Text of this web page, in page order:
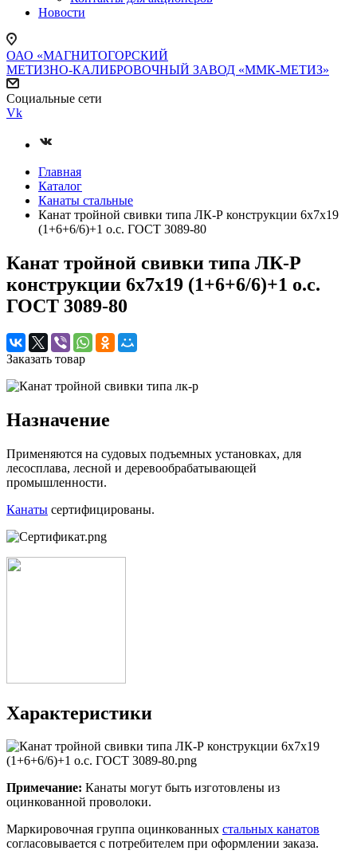
Новости
ОАО «МАГНИТОГОРСКИЙ
МЕТИЗНО-КАЛИБРОВОЧНЫЙ ЗАВОД «ММК-МЕТИЗ»
Социальные сети
Vk
Главная
Каталог
Канаты стальные
Канат тройной свивки типа ЛК-Р конструкции 6x7x19
(1+6+6/6)+1 о.с. ГОСТ 3089-80
Канат тройной свивки типа ЛК-Р
конструкции 6x7x19 (1+6+6/6)+1 о.с.
ГОСТ 3089-80
Заказать товар
Назначение
Применяются на судовых подъемных установках, для
лесосплава, лесной и деревообрабатывающей
промышленности.
Канаты сертифицированы.
Характеристики
Примечание: Канаты могут быть изготовлены из
оцинкованной проволоки.
Маркировочная группа оцинкованных стальных канатов
согласовывается с потребителем при оформлении заказа.